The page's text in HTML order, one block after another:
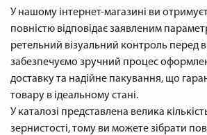
У нашому інтернет-магазині ви
повністю відповідає заявленим
ретельний візуальний контроль перед
забезпечуємо зручний процес
доставку та надійне пакування, що
товару в ідеальному стані.
У каталозі представлена велика
зернистості, тому ви можете зібрати